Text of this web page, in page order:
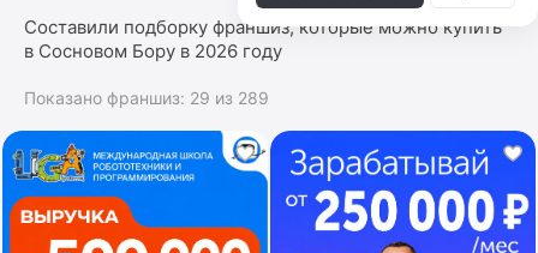
Составили подборку франшиз, которые можно купить
в Сосновом Бору в 2026 году
Показано франшиз: 29 из 289